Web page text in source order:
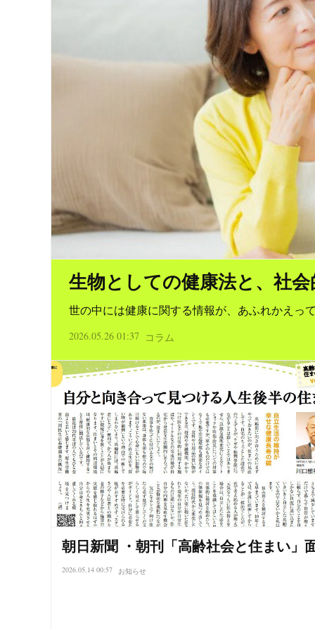
生物としての健康法と、社
世の中には健康に関する情報が、あふれかえ
2026.05.26 01:37 コラム
朝日新聞 ・朝刊「高齢社会と住まい」
2026.05.14 00:57 お知らせ